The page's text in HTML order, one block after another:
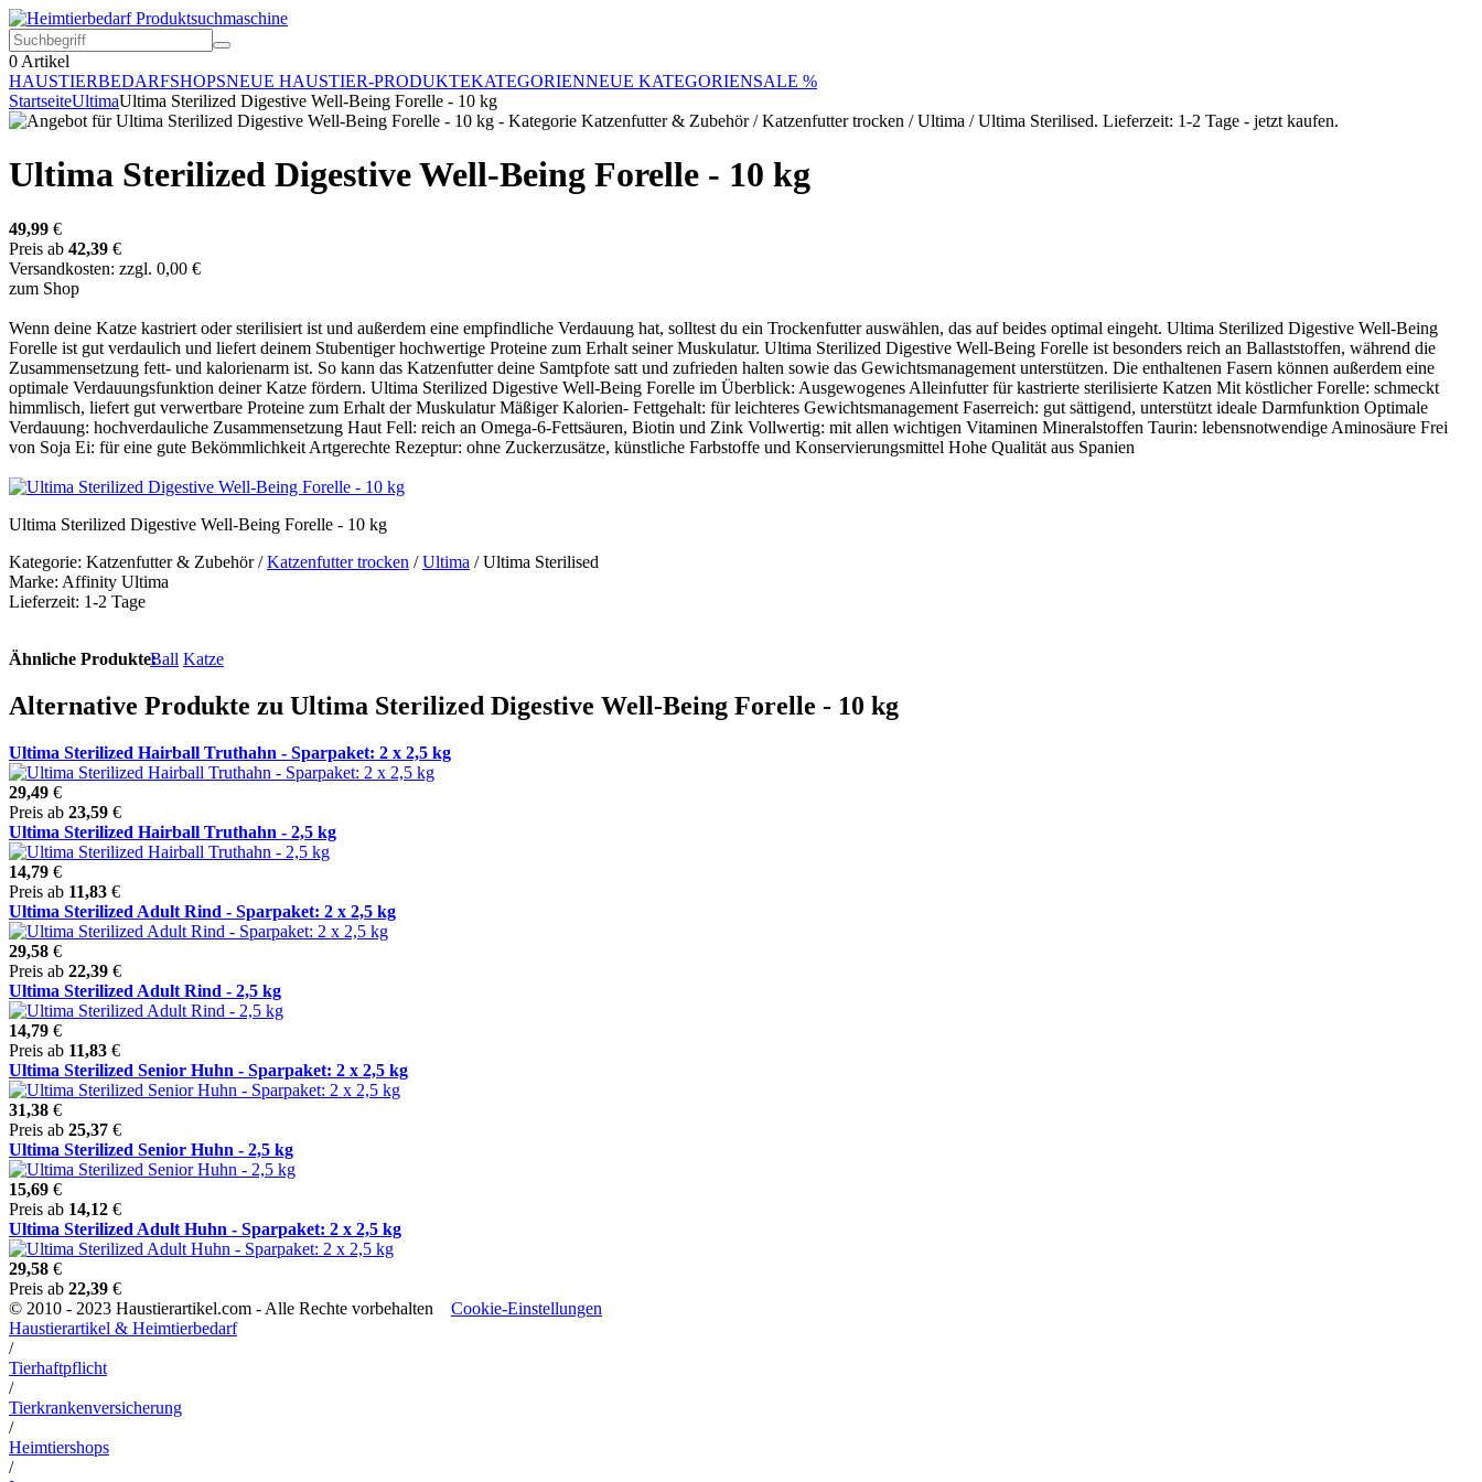
0 Artikel
HAUSTIERBEDARFSHOPSNEUE HAUSTIER-PRODUKTEKATEGORIENNEUE KATEGORIENSALE %
StartseiteUltimaUltima Sterilized Digestive Well-Being Forelle - 10 kg
Ultima Sterilized Digestive Well-Being Forelle - 10 kg
49,99 €
Preis ab 42,39 €
Versandkosten: zzgl. 0,00 €
zum Shop
Wenn deine Katze kastriert oder sterilisiert ist und außerdem eine empfindliche Verdauung hat, solltest du ein Trockenfutter auswählen, das auf beides optimal eingeht. Ultima Sterilized Digestive Well-Being
Forelle ist gut verdaulich und liefert deinem Stubentiger hochwertige Proteine zum Erhalt seiner Muskulatur. Ultima Sterilized Digestive Well-Being Forelle ist besonders reich an Ballaststoffen, während die
Zusammensetzung fett- und kalorienarm ist. So kann das Katzenfutter deine Samtpfote satt und zufrieden halten sowie das Gewichtsmanagement unterstützen. Die enthaltenen Fasern können außerdem eine
optimale Verdauungsfunktion deiner Katze fördern. Ultima Sterilized Digestive Well-Being Forelle im Überblick: Ausgewogenes Alleinfutter für kastrierte sterilisierte Katzen Mit köstlicher Forelle: schmeckt
himmlisch, liefert gut verwertbare Proteine zum Erhalt der Muskulatur Mäßiger Kalorien- Fettgehalt: für leichteres Gewichtsmanagement Faserreich: gut sättigend, unterstützt ideale Darmfunktion Optimale
Verdauung: hochverdauliche Zusammensetzung Haut Fell: reich an Omega-6-Fettsäuren, Biotin und Zink Vollwertig: mit allen wichtigen Vitaminen Mineralstoffen Taurin: lebensnotwendige Aminosäure Frei
von Soja Ei: für eine gute Bekömmlichkeit Artgerechte Rezeptur: ohne Zuckerzusätze, künstliche Farbstoffe und Konservierungsmittel Hohe Qualität aus Spanien
Ultima Sterilized Digestive Well-Being Forelle - 10 kg
Kategorie: Katzenfutter & Zubehör /Katzenfutter trocken /Ultima / Ultima Sterilised
Marke: Affinity Ultima
Lieferzeit: 1-2 Tage
Ähnliche Produkte:Ball Katze
Alternative Produkte zu Ultima Sterilized Digestive Well-Being Forelle - 10 kg
Ultima Sterilized Hairball Truthahn - Sparpaket: 2 x 2,5 kg
29,49 €
Preis ab 23,59 €
Ultima Sterilized Hairball Truthahn - 2,5 kg
14,79 €
Preis ab 11,83 €
Ultima Sterilized Adult Rind - Sparpaket: 2 x 2,5 kg
29,58 €
Preis ab 22,39 €
Ultima Sterilized Adult Rind - 2,5 kg
14,79 €
Preis ab 11,83 €
Ultima Sterilized Senior Huhn - Sparpaket: 2 x 2,5 kg
31,38 €
Preis ab 25,37 €
Ultima Sterilized Senior Huhn - 2,5 kg
15,69 €
Preis ab 14,12 €
Ultima Sterilized Adult Huhn - Sparpaket: 2 x 2,5 kg
29,58 €
Preis ab 22,39 €
© 2010 - 2023 Haustierartikel.com - Alle Rechte vorbehalten Cookie-Einstellungen
Haustierartikel & Heimtierbedarf
/
Tierhaftpflicht
/
Tierkrankenversicherung
/
Heimtiershops
/